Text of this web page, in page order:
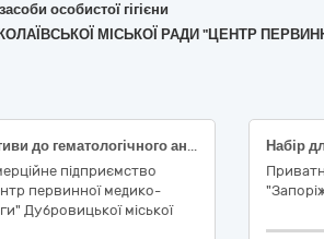
особистої гігієни
МІСЬКОЇ РАДИ "ЦЕНТР
Лабораторні реактиви до гематологічного аналізатора Zybio Z3/Z3 CRP
підприємство
первинної медико-
Дубровицької міської
Набір